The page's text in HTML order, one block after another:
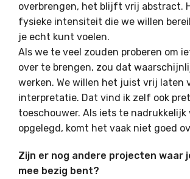
overbrengen, het blijft vrij abstract.
fysieke intensiteit die we willen
je echt kunt voelen.
Als we te veel zouden proberen om
over te brengen, zou dat
werken. We willen het juist vrij laten
interpretatie. Dat vind ik zelf ook
toeschouwer. Als iets te nadrukkelijk
opgelegd, komt het vaak niet goed
Zijn er nog andere projecten waar
mee bezig bent?